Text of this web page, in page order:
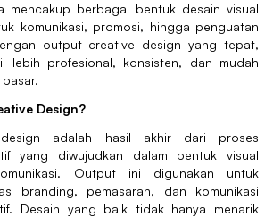
mencakup berbagai bentuk desain visual
komunikasi, promosi, hingga penguatan
output creative design yang tepat,
lebih profesional, konsisten, dan mudah
Design?
adalah hasil akhir dari proses
yang diwujudkan dalam bentuk visual
Output ini digunakan untuk
branding, pemasaran, dan komunikasi
Desain yang baik tidak hanya menarik